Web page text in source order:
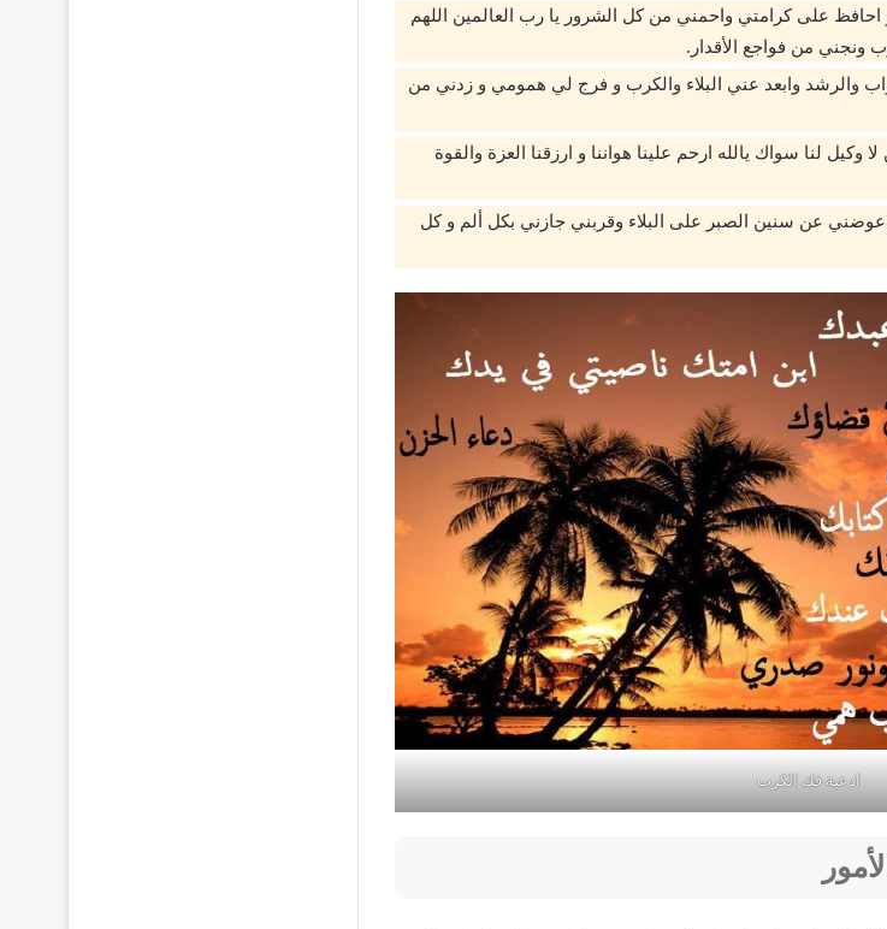
على كرامتي واحمني من كل الشرور يا رب العالمين اللهم
ونجني من فواجع الأقدار.
والرشد وابعد عني البلاء والكرب و فرج لي همومي و زدني من
وكيل لنا سواك يالله ارحم علينا هواننا و ارزقنا العزة والقوة
عوضني عن سنين الصبر على البلاء وقربني جازني بكل ألم و كل
ادعية فك الكرب